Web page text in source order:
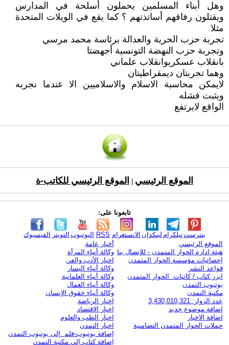
وهل أبناء المسلمين يحملون أسلحة في المدارس
ويقتلون رفاقهم أساتذتهم ؟ كما يقع في الويلات المتحدة
مثلا
تجربة حزب الحرية والعدالة برئاسة محمد مرسي
وتجربة حزب النهضة التونسية أجهضتا
بانقلاب عسكريوانقلاب علماني
وهما تجربتان ديمقراطيتان
لايمكن محاسبة الاسلام والاسلاميين الا عندما نجربه
ويثبت فشله
الواقع لايرتفع
الموقع الرئيسي الموقع الرئيسي للكاتب-ة
تابعونا على:
الفيسبوك التويتر اليوتيوب RSS الانستغرام لينكدإن تيلكرامبنترست
الموقع الرئيسي
هيئة ادارة الحوار المتمدن - للإتصال بنا
إحصائيات مؤسسة الحوار المتمدن
قواعد النشر
ابرز كتاب / كاتبات الحوار المتمدن
يوتيوب التمدن
مكتبة التمدن
عدد الزوار: 3,430,010,321
اضافة موضوع جديد
اضافة الاخبار
حملات الحوار المتمدن التضامنية
أخبار عامة
وكالة أنباء المرأة
اخبار الأدب والفن
وكالة أنباء اليسار
وكالة أنباء العلمانية
وكالة أنباء العمال
وكالة أنباء حقوق الإنسان
اخبار الرياضة
اخبار الاقتصاد
اخبار الطب والعلوم
اخبار التمدن
إضافة يوتيوب-فلم إلى يوتيوب التمدن
إضافة كتاب إلى مكتبة التمدن